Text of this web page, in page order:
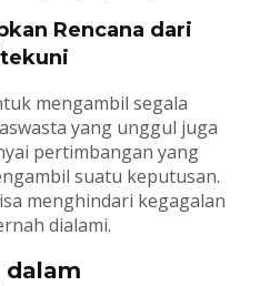
Rencana dari
mengambil segala
yang unggul juga
pertimbangan yang
suatu keputusan.
menghindari kegagalan
dialami.
dalam